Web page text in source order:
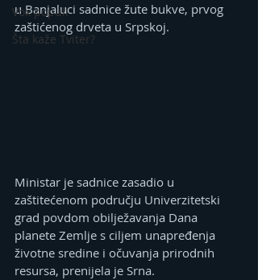
Vox populi
Šta kaže Tviter?
u Banjaluci sadnice žute bukve, prvog
zaštićenog drveta u Srpskoj.
Ministar je sadnice zasadio u
zaštitećenom području Univerzitetski
grad povdom obilježavanja Dana
planete Zemlje s ciljem unapređenja
životne sredine i očuvanja prirodnih
resursa, prenijela je Srna.